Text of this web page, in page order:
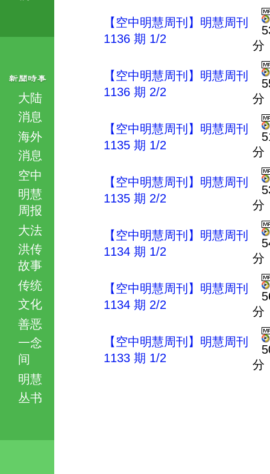
大陆
消息
海外
消息
空中
明慧
周报
大法
洪传
故事
传统
文化
善恶
一念
间
明慧
丛书
【空中明慧周刊】明慧周刊
1136 期 1/2
分
【空中明慧周刊】明慧周刊
1136 期 2/2
分
【空中明慧周刊】明慧周刊
1135 期 1/2
分
【空中明慧周刊】明慧周刊
1135 期 2/2
分
【空中明慧周刊】明慧周刊
1134 期 1/2
分
【空中明慧周刊】明慧周刊
1134 期 2/2
分
【空中明慧周刊】明慧周刊
1133 期 1/2
分